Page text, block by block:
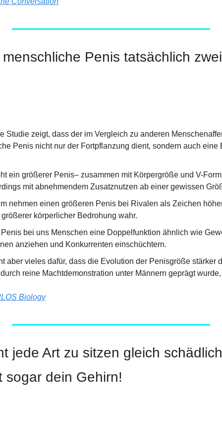
Penis tatsächlich
Studie zeigt, dass der im Vergleich zu anderen
Penis nicht nur der Fortpflanzung dient, sondern auch eine
ein größerer Penis– zusammen mit Körpergröße und V-
mit abnehmendem Zusatznutzen ab einer gewissen
nehmen einen größeren Penis bei Rivalen als Zeichen
körperlicher Bedrohung wahr.
bei uns Menschen eine Doppelfunktion ähnlich wie
anziehen und Konkurrenten einschüchtern.
aber vieles dafür, dass die Evolution der Penisgröße stärker
reine Machtdemonstration unter Männern geprägt
Biology
jede Art zu sitzen gleich
sogar dein Gehirn!